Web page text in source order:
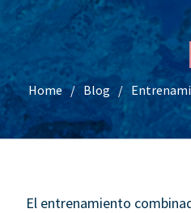
Home Blog
FacebookEl entrenamiento